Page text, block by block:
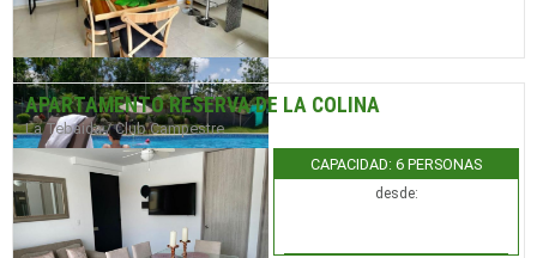
APARTAMENTO RESERVA DE LA COLINA
La Tebaida / Club Campestre
CAPACIDAD: 6 PERSONAS
desde: